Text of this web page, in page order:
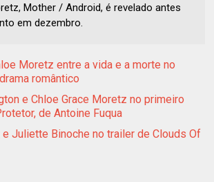
Mother / Android, é revelado antes
em dezembro.
Moretz entre a vida e a morte no
romântico
e Chloe Grace Moretz no primeiro
de Antoine Fuqua
Juliette Binoche no trailer de Clouds Of